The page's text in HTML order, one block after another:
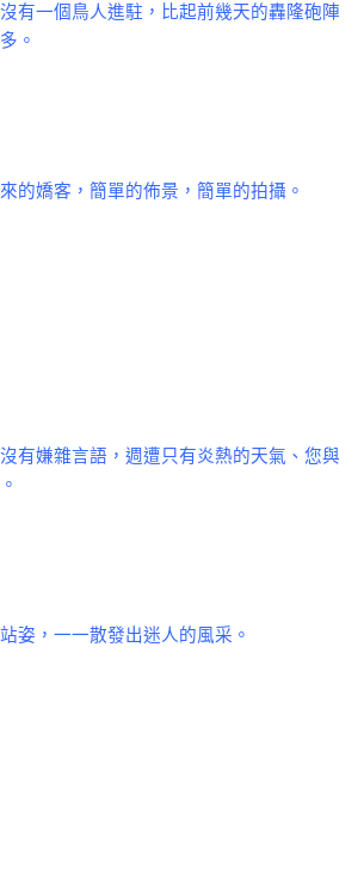
有一個鳥人進駐，比起前幾天的轟隆砲陣
。
的嬌客，簡單的佈景，簡單的拍攝。
有嫌雜言語，週遭只有炎熱的天氣 、您與
姿，一一散發出迷人的風采。